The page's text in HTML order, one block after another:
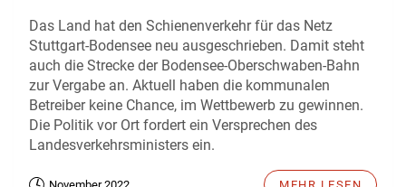
Das Land hat den Schienenverkehr für das Netz
Stuttgart-Bodensee neu ausgeschrieben. Damit steht
auch die Strecke der Bodensee-Oberschwaben-Bahn
zur Vergabe an. Aktuell haben die kommunalen
Betreiber keine Chance, im Wettbewerb zu gewinnen.
Die Politik vor Ort fordert ein Versprechen des
Landesverkehrsministers ein.